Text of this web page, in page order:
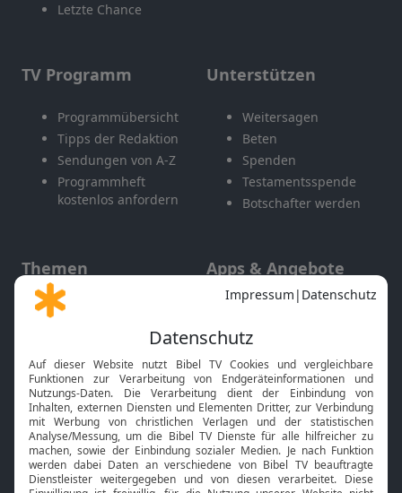
Letzte Chance
TV Programm
Programmübersicht
Tipps der Redaktion
Sendungen von A-Z
Programmheft
kostenlos anfordern
Unterstützen
Weitersagen
Beten
Spenden
Testamentsspende
Botschafter werden
Themen
Gott und Bibel erklärt
Neuigkeiten
Apps & Angebote
Mobile App
Smart TV
HbbTV
Bibelthek Online-Bibel
Nächster Gottesdienst